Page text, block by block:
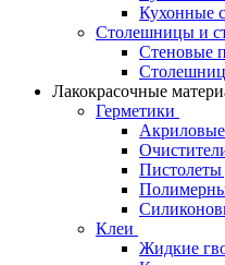
Кухонные
Столешницы и
Стеновые
Лакокрасочные
Герметики
Пистолеты
Клеи
Жидкие